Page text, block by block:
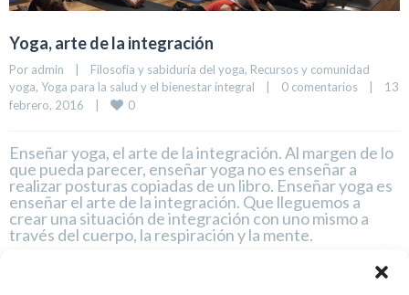
Yoga, arte de la integración
Por admin Filosofía y sabiduría del yoga, Recursos y comunidad
yoga, Yoga para la salud y el bienestar integral 0 comentarios
13
febrero, 2016
0
Enseñar yoga, el arte de la integración. Al margen de lo
que pueda parecer, enseñar yoga no es enseñar a
realizar posturas copiadas de un libro. Enseñar yoga es
enseñar el arte de la integración. Que lleguemos a
crear una situación de integración con uno mismo a
través del cuerpo, la respiración y la mente.